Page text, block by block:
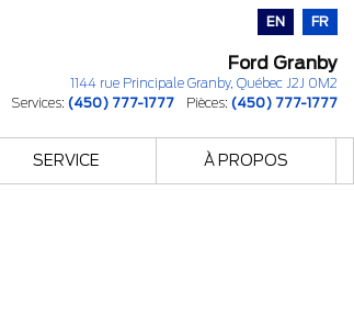
EN FR
Ford Granby
1144 rue Principale Granby, Québec J2J 0M2
Services: (450) 777-1777 Pièces: (450) 777-1777
SERVICE À PROPOS